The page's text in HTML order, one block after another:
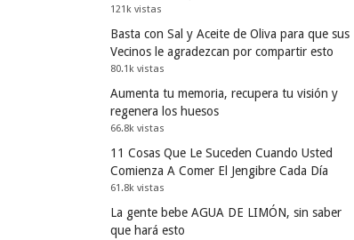
121k vistas
Basta con Sal y Aceite de Oliva para que sus
Vecinos le agradezcan por compartir esto
80.1k vistas
Aumenta tu memoria, recupera tu visión y
regenera los huesos
66.8k vistas
11 Cosas Que Le Suceden Cuando Usted
Comienza A Comer El Jengibre Cada Día
61.8k vistas
La gente bebe AGUA DE LIMÓN, sin saber
que hará esto